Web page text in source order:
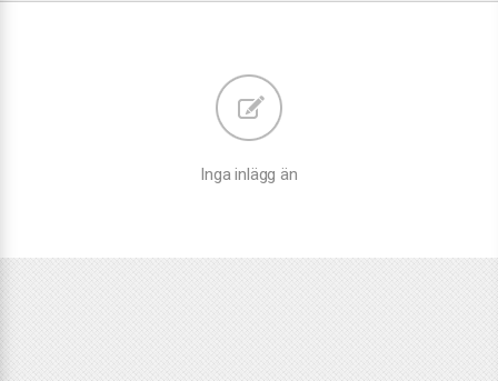
Inga inlägg än